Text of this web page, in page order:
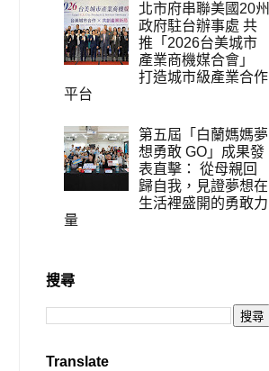
北市府串聯美國20州
政府駐台辦事處 共
推「2026台美城市
產業商機媒合會」
打造城市級產業合作
平台
第五屆「白蘭媽媽夢
想勇敢 GO」成果發
表直擊： 從母親回
歸自我，見證夢想在
生活裡盛開的勇敢力
量
搜尋
Translate